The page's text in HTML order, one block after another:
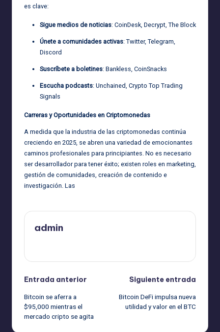
es clave:
Sigue medios de noticias: CoinDesk, Decrypt, The Block
Únete a comunidades activas: Twitter, Telegram,
Discord
Suscríbete a boletines: Bankless, CoinSnacks
Escucha podcasts: Unchained, Crypto Top Trading
Signals
Carreras y Oportunidades en Criptomonedas
A medida que la industria de las criptomonedas continúa
creciendo en 2025, se abren una variedad de emocionantes
caminos profesionales para principiantes. No es necesario
ser desarrollador para tener éxito; existen roles en marketing,
gestión de comunidades, creación de contenido e
investigación. Las
admin
Navegación
de
entradas
Entrada anterior
Bitcoin se aferra a
$95,000 mientras el
mercado cripto se agita
Siguiente entrada
Bitcoin DeFi impulsa nueva
utilidad y valor en el BTC